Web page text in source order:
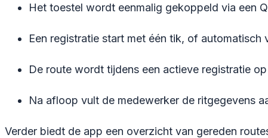
Het toestel wordt eenmalig gekoppeld via een
Een registratie start met één tik, of automatisch
De route wordt tijdens een actieve registratie
Na afloop vult de medewerker de ritgegevens
Verder biedt de app een overzicht van gereden